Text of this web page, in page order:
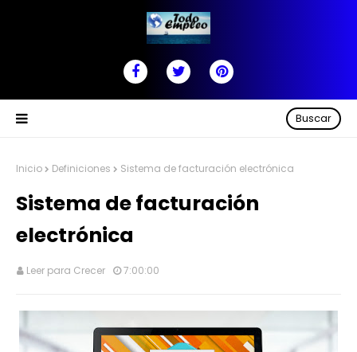
Buscar
Inicio Definiciones Sistema de facturación electrónica
Sistema de facturación
electrónica
Leer para Crecer 7:00:00